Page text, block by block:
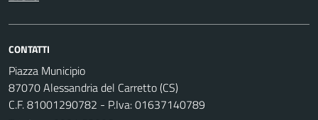
CONTATTI
Piazza Municipio
87070 Alessandria del Carretto (CS)
C.F. 81001290782 - P.Iva: 01637140789